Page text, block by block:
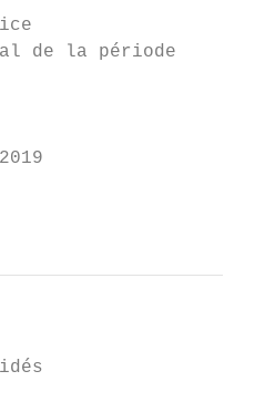
total de la
2019